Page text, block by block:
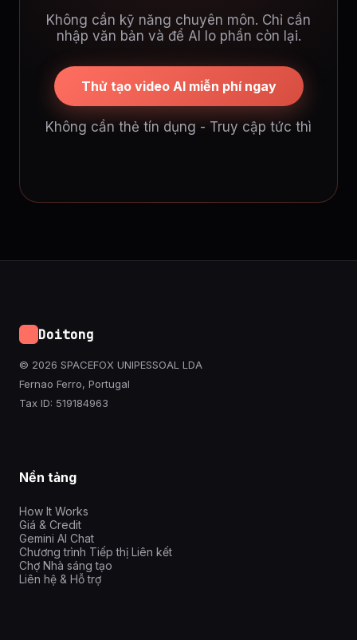
Không cần kỹ năng chuyên môn. Chỉ cần
nhập văn bản và để AI lo phần còn lại.
Thử tạo video AI miễn phí ngay
Không cần thẻ tín dụng - Truy cập tức thì
Doitong
© 2026 SPACEFOX UNIPESSOAL LDA
Fernao Ferro, Portugal
Tax ID: 519184963
Nền tảng
How It Works
Giá & Credit
Gemini AI Chat
Chương trình Tiếp thị Liên kết
Chợ Nhà sáng tạo
Liên hệ & Hỗ trợ